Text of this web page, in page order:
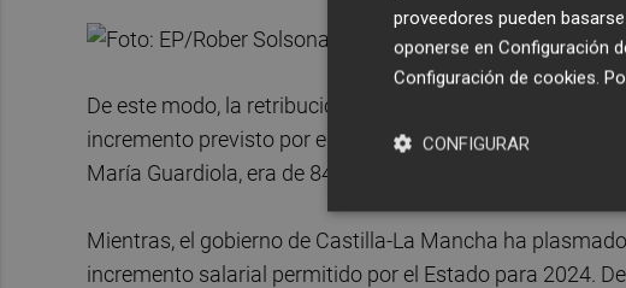
De este modo, la retribución del presidente de La Rioja,
incremento previsto por el Estado para 2024. En 2023,
María Guardiola, era de 84.892,7 euros y también
Mientras, el gobierno de Castilla-La Mancha ha
incremento salarial permitido por el Estado para 2024.
proveedores pueden
oponerse en Configuración
Configuración de cookies.
CONFIGURAR